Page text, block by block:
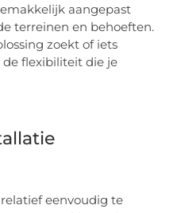
aangepast
terreinen en behoeften.
zoekt of iets
flexibiliteit die je
eenvoudig te